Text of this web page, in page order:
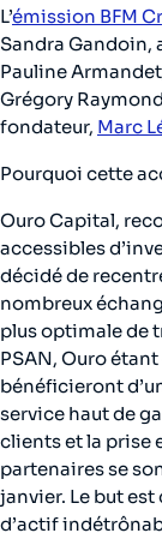
L’émission BFM
Sandra Gandoin,
Pauline
Grégory
fondateur, Marc
Pourquoi cette
Ouro Capital,
accessibles
décidé de
nombreux
plus optimale de
PSAN, Ouro
bénéficieront
service haut de
clients et la prise
partenaires se
janvier. Le but
d’actif